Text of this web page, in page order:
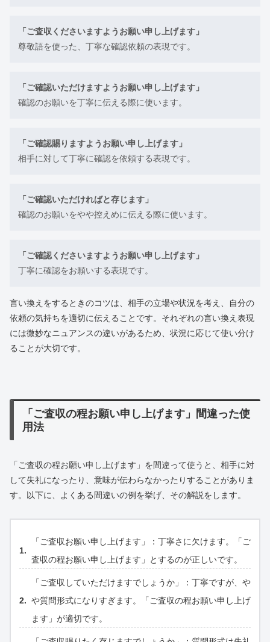
「ご査収くださいますようお願い申し上げます」
尊敬語を使った、丁寧な確認依頼の表現です。
「ご確認いただけますようお願い申し上げます」
確認のお願いを丁寧に伝える際に使います。
「ご確認賜りますようお願い申し上げます」
相手に対して丁寧に確認を依頼する表現です。
「ご確認いただければと存じます」
確認のお願いをやや控えめに伝える際に使います。
「ご確認くださいますようお願い申し上げます」
丁寧に確認をお願いする表現です。
言い換えをするときのコツは、相手の立場や状況を考え、自分の
依頼の気持ちを適切に伝えることです。それぞれの言い換え表現
には微妙なニュアンスの違いがあるため、状況に応じて使い分け
ることが大切です。
「ご査収の程お願い申し上げます」間違った使
用法
「ご査収の程お願い申し上げます」を間違って使うと、相手に対
して失礼になったり、意味が伝わらなかったりすることがありま
す。以下に、よくある間違いの例を挙げ、その解説をします。
「ご査収お願い申し上げます」：丁寧さに欠けます。「ご
査収の程お願い申し上げます」とするのが正しいです。
「ご査収していただけますでしょうか」：丁寧ですが、や
や質問形式になりすぎます。「ご査収の程お願い申し上げ
ます」が適切です。